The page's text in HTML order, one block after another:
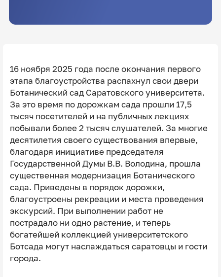
16 ноября 2025 года после окончания первого
этапа благоустройства распахнул свои двери
Ботанический сад Саратовского университета.
За это время по дорожкам сада прошли 17,5
тысяч посетителей и на публичных лекциях
побывали более 2 тысяч слушателей. За многие
десятилетия своего существования впервые,
благодаря инициативе председателя
Государственной Думы В.В. Володина, прошла
существенная модернизация Ботанического
сада. Приведены в порядок дорожки,
благоустроены рекреации и места проведения
экскурсий. При выполнении работ не
пострадало ни одно растение, и теперь
богатейшей коллекцией университетского
Ботсада могут наслаждаться саратовцы и гости
города.